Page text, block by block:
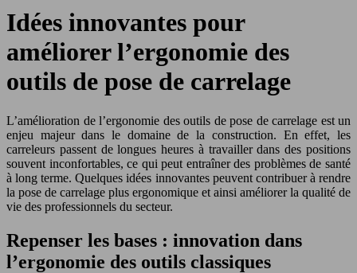
Idées innovantes pour
améliorer l’ergonomie des
outils de pose de carrelage
L’amélioration de l’ergonomie des outils de pose de carrelage est un
enjeu majeur dans le domaine de la construction. En effet, les
carreleurs passent de longues heures à travailler dans des positions
souvent inconfortables, ce qui peut entraîner des problèmes de santé
à long terme. Quelques idées innovantes peuvent contribuer à rendre
la pose de carrelage plus ergonomique et ainsi améliorer la qualité de
vie des professionnels du secteur.
Repenser les bases : innovation dans
l’ergonomie des outils classiques